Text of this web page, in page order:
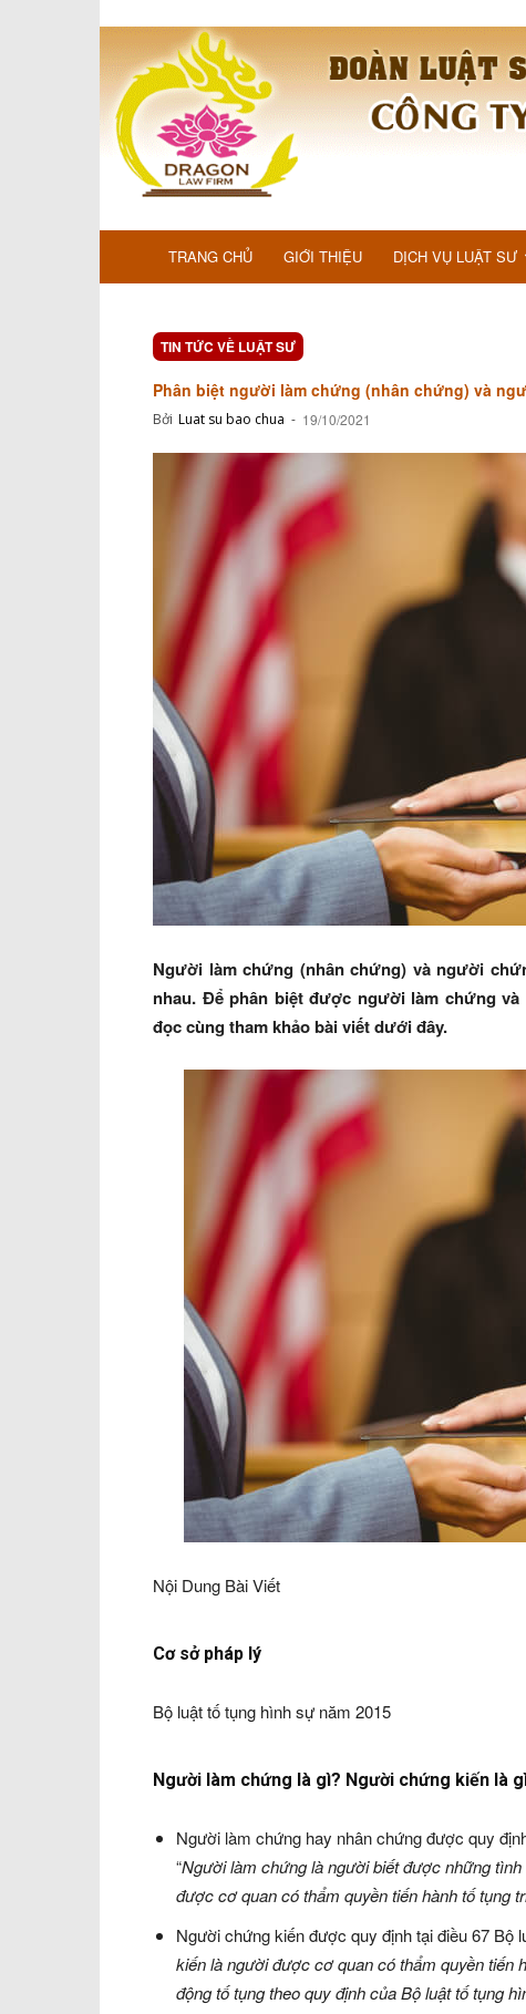
TRANG CHỦ GIỚI THIỆU DỊCH VỤ LUẬT SƯ
TIN TỨC VỀ LUẬT SƯ
Phân biệt người làm chứng (nhân chứng) và
Bởi Luat su bao chua - 19/10/2021
Người làm chứng (nhân chứng) và người
nhau. Để phân biệt được người làm chứng
đọc cùng tham khảo bài viết dưới đây.
Nội Dung Bài Viết
Cơ sở pháp lý
Bộ luật tố tụng hình sự năm 2015
Người làm chứng là gì? Người chứng kiến là
Người làm chứng hay nhân chứng được quy
“Người làm chứng là người biết được những
được cơ quan có thẩm quyền tiến hành tố tụng
Người chứng kiến được quy định tại điều 67 Bộ
kiến là người được cơ quan có thẩm quyền tiến
động tố tụng theo quy định của Bộ luật tố tụng